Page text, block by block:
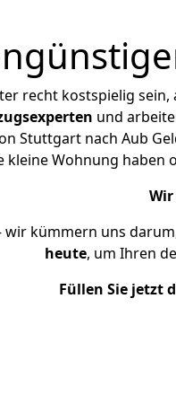
recht kostspielig
und
Stuttgart nach Aub
kleine Wohnung haben
wir kümmern uns
heute, um Ihren
Füllen Sie jetzt